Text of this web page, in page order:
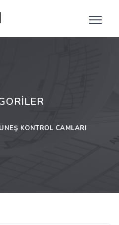
KONTROL CAMLARI